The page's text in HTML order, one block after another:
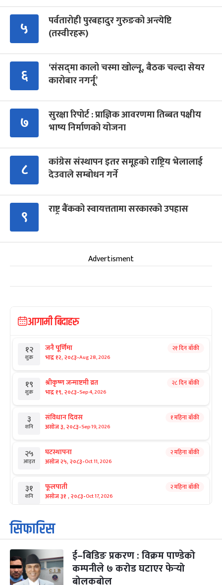
५
पर्वतारोही पुरबहादुर गुरुङको अन्त्येष्टि
(तस्वीरहरू)
६
‘संसद्‍मा कालो चस्मा खोल्नू, बैठक चल्दा सेयर
कारोबार नगर्नू’
७
सुरक्षा रिपोर्ट : प्राज्ञिक आवरणमा तिब्बत पक्षीय
भाष्य निर्माणको योजना
८
कांग्रेस संस्थापन इतर समूहको राष्ट्रिय भेलालाई
देउवाले सम्बोधन गर्ने
९ राष्ट्र बैंकको स्वायत्ततामा सरकारको उपहास
Advertisment
आगामी बिदाहरु
१२
शुक्र
जनै पूर्णिमा
भाद्र १२, २०८३-Aug 28, 2026
२१ दिन बाँकी
१९
शुक्र
श्रीकृष्ण जन्माष्टमी व्रत
भाद्र १९, २०८३-Sep 4, 2026
२८ दिन बाँकी
३
शनि
संविधान दिवस
असोज ३, २०८३-Sep 19, 2026
१ महिना बाँकी
२५
आइत
घटस्थापना
असोज २५, २०८३-Oct 11, 2026
२ महिना बाँकी
३१
शनि
फूलपाती
असोज ३१ , २०८३-Oct 17, 2026
२ महिना बाँकी
१
आइत
कार्तिक सङ्क्रान्ति
कार्तिक १, २०८३
३
मंगल
महानवमी
कार्तिक ३, २०८३-Oct 20, 2026
२ महिना बाँकी
सिफारिस
ई–बिडिङ प्रकरण : विक्रम पाण्डेको
कम्पनीले ७ करोड घटाएर फेर्‍यो
बोलकबोल